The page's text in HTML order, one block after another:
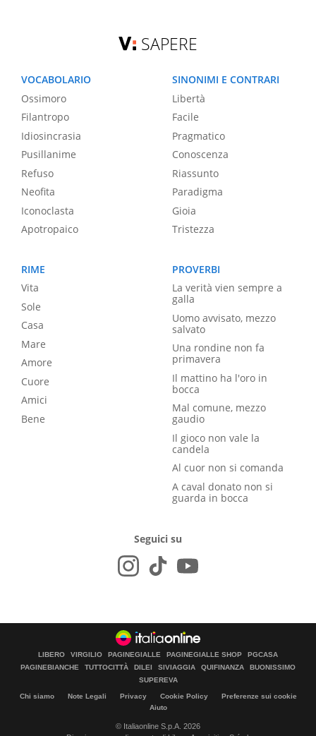
SAPERE
VOCABOLARIO
Ossimoro
Filantropo
Idiosincrasia
Pusillanime
Refuso
Neofita
Iconoclasta
Apotropaico
SINONIMI E CONTRARI
Libertà
Facile
Pragmatico
Conoscenza
Riassunto
Paradigma
Gioia
Tristezza
RIME
Vita
Sole
Casa
Mare
Amore
Cuore
Amici
Bene
PROVERBI
La verità vien sempre a
galla
Uomo avvisato, mezzo
salvato
Una rondine non fa
primavera
Il mattino ha l'oro in
bocca
Mal comune, mezzo
gaudio
Il gioco non vale la
candela
Al cuor non si comanda
A caval donato non si
guarda in bocca
Seguici su
LIBERO VIRGILIO PAGINEGIALLE PAGINEGIALLE SHOP
PGCASA
PAGINEBIANCHE
TUTTOCITTÀ DILEI SIVIAGGIA QUIFINANZA
BUONISSIMO
SUPEREVA
Chi siamo Note Legali Privacy Cookie Policy
Preferenze sui cookie
Aiuto
© Italiaonline S.p.A. 2026